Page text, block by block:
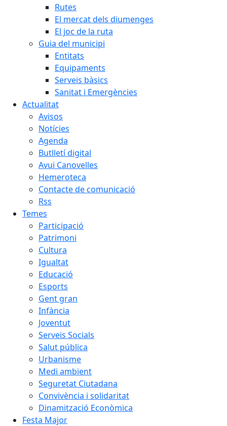
Rutes
El mercat dels diumenges
El joc de la ruta
Guia del municipi
Entitats
Equipaments
Serveis bàsics
Sanitat i Emergències
Actualitat
Avisos
Notícies
Agenda
Butlletí digital
Avui Canovelles
Hemeroteca
Contacte de comunicació
Rss
Temes
Participació
Patrimoni
Cultura
Igualtat
Educació
Esports
Gent gran
Infància
Joventut
Serveis Socials
Salut pública
Urbanisme
Medi ambient
Seguretat Ciutadana
Convivència i solidaritat
Dinamització Econòmica
Festa Major